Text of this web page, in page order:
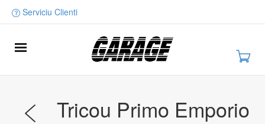
Serviciu Clienti
Tricou Primo Emporio